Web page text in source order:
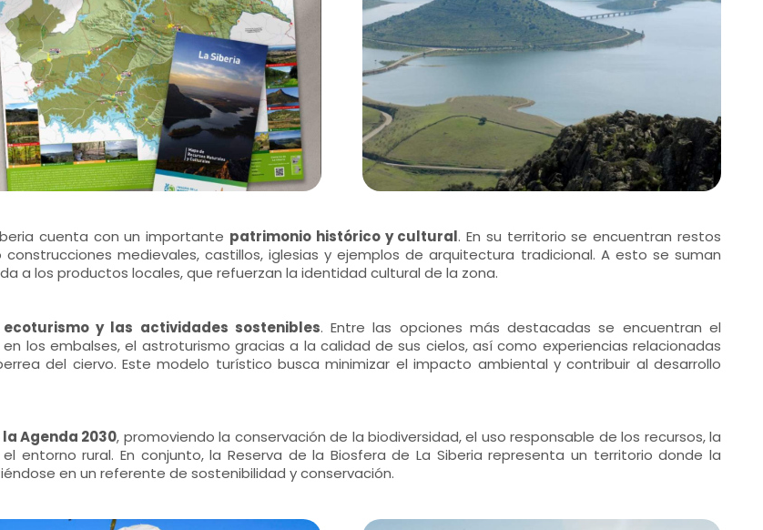
cuenta con un importante patrimonio histórico y cultural. En su territorio se encuentran restos
medievales, castillos, iglesias y ejemplos de arquitectura tradicional. A esto se suman
a los productos locales, que refuerzan la identidad cultural de la zona.
ecoturismo y las actividades sostenibles. Entre las opciones más destacadas se encuentran el
los embalses, el astroturismo gracias a la calidad de sus cielos, así como experiencias relacionadas
del ciervo. Este modelo turístico busca minimizar el impacto ambiental y contribuir al desarrollo
Agenda 2030, promoviendo la conservación de la biodiversidad, el uso responsable de los recursos, la
rural. En conjunto, la Reserva de la Biosfera de La Siberia representa un territorio donde la
en un referente de sostenibilidad y conservación.